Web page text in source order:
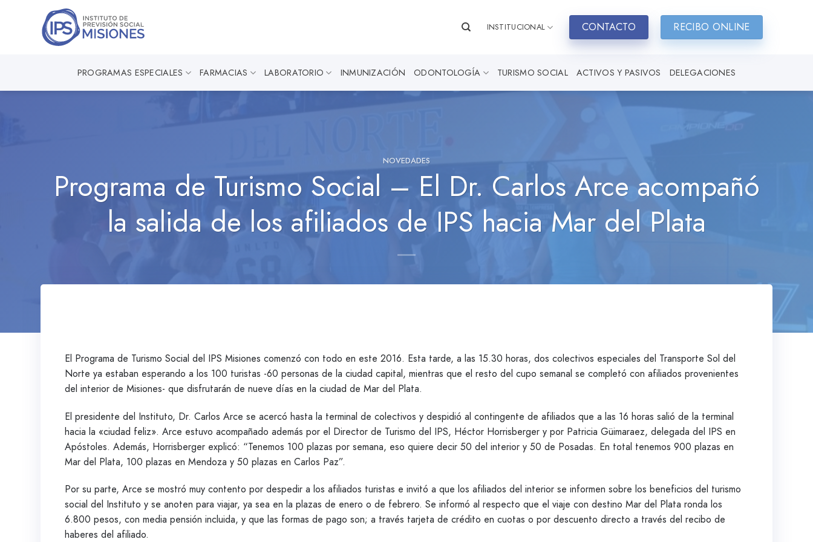
INSTITUCIONAL CONTACTO RECIBO ONLINE
PROGRAMAS ESPECIALES FARMACIAS LABORATORIO INMUNIZACIÓN ODONTOLOGÍA TURISMO SOCIAL ACTIVOS Y PASIVOS DELEGACIONES
NOVEDADES
Programa de Turismo Social – El Dr. Carlos Arce acompañó
la salida de los afiliados de IPS hacia Mar del Plata
El Programa de Turismo Social del IPS Misiones comenzó con todo en este 2016. Esta tarde, a las 15.30 horas, dos colectivos especiales del Transporte Sol del
Norte ya estaban esperando a los 100 turistas -60 personas de la ciudad capital, mientras que el resto del cupo semanal se completó con afiliados provenientes
del interior de Misiones- que disfrutarán de nueve días en la ciudad de Mar del Plata.
El presidente del Instituto, Dr. Carlos Arce se acercó hasta la terminal de colectivos y despidió al contingente de afiliados que a las 16 horas salió de la terminal
hacia la «ciudad feliz». Arce estuvo acompañado además por el Director de Turismo del IPS, Héctor Horrisberger y por Patricia Güimaraez, delegada del IPS en
Apóstoles. Además, Horrisberger explicó: “Tenemos 100 plazas por semana, eso quiere decir 50 del interior y 50 de Posadas. En total tenemos 900 plazas en
Mar del Plata, 100 plazas en Mendoza y 50 plazas en Carlos Paz”.
Por su parte, Arce se mostró muy contento por despedir a los afiliados turistas e invitó a que los afiliados del interior se informen sobre los beneficios del turismo
social del Instituto y se anoten para viajar, ya sea en la plazas de enero o de febrero. Se informó al respecto que el viaje con destino Mar del Plata ronda los
6.800 pesos, con media pensión incluida, y que las formas de pago son; a través tarjeta de crédito en cuotas o por descuento directo a través del recibo de
haberes del afiliado.